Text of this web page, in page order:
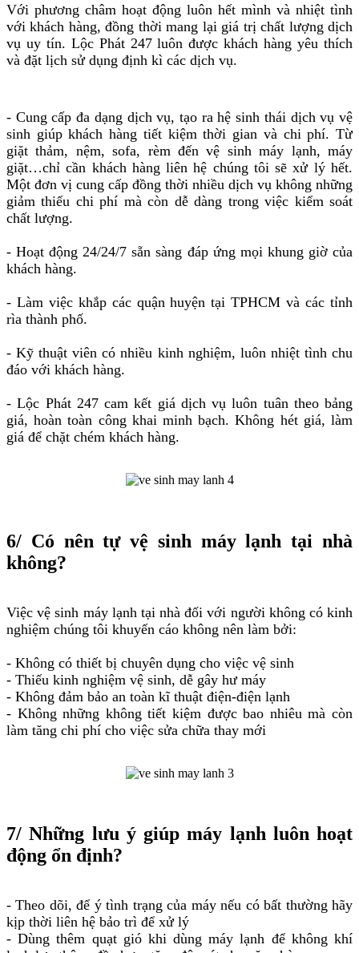
Với phương châm hoạt động luôn hết mình và nhiệt tình
với khách hàng, đồng thời mang lại giá trị chất lượng dịch
vụ uy tín. Lộc Phát 247 luôn được khách hàng yêu thích
và đặt lịch sử dụng định kì các dịch vụ.
- Cung cấp đa dạng dịch vụ, tạo ra hệ sinh thái dịch vụ vệ
sinh giúp khách hàng tiết kiệm thời gian và chi phí. Từ
giặt thảm, nệm, sofa, rèm đến vệ sinh máy lạnh, máy
giặt…chỉ cần khách hàng liên hệ chúng tôi sẽ xử lý hết.
Một đơn vị cung cấp đồng thời nhiều dịch vụ không những
giảm thiểu chi phí mà còn dễ dàng trong việc kiểm soát
chất lượng.
- Hoạt động 24/24/7 sẵn sàng đáp ứng mọi khung giờ của
khách hàng.
- Làm việc khắp các quận huyện tại TPHCM và các tỉnh
rìa thành phố.
- Kỹ thuật viên có nhiều kinh nghiệm, luôn nhiệt tình chu
đáo với khách hàng.
- Lộc Phát 247 cam kết giá dịch vụ luôn tuân theo bảng
giá, hoàn toàn công khai minh bạch. Không hét giá, làm
giá để chặt chém khách hàng.
6/ Có nên tự vệ sinh máy lạnh tại nhà
không?
Việc vệ sinh máy lạnh tại nhà đối với người không có kinh
nghiệm chúng tôi khuyến cáo không nên làm bởi:
- Không có thiết bị chuyên dụng cho việc vệ sinh
- Thiếu kinh nghiệm vệ sinh, dễ gây hư máy
- Không đảm bảo an toàn kĩ thuật điện-điện lạnh
- Không những không tiết kiệm được bao nhiêu mà còn
làm tăng chi phí cho việc sửa chữa thay mới
7/ Những lưu ý giúp máy lạnh luôn hoạt
động ổn định?
- Theo dõi, để ý tình trạng của máy nếu có bất thường hãy
kịp thời liên hệ bảo trì để xử lý
- Dùng thêm quạt gió khi dùng máy lạnh để không khí